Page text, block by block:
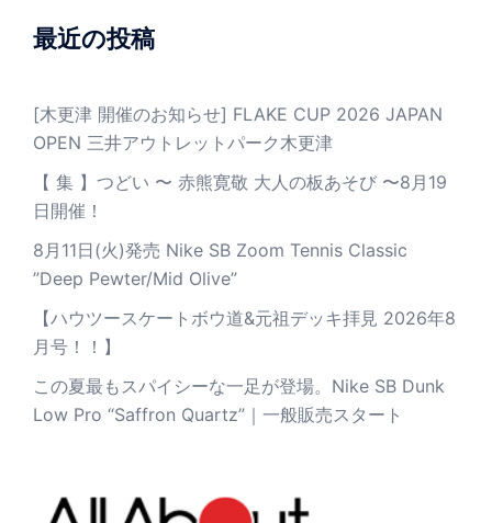
最近の投稿
[木更津 開催のお知らせ] FLAKE CUP 2026 JAPAN
OPEN 三井アウトレットパーク木更津
【 集 】つどい 〜 赤熊寛敬 大人の板あそび 〜8月19
日開催！
8月11日(火)発売 Nike SB Zoom Tennis Classic
”Deep Pewter/Mid Olive”
【ハウツースケートボウ道&元祖デッキ拝見 2026年8
月号！！】
この夏最もスパイシーな一足が登場。Nike SB Dunk
Low Pro “Saffron Quartz”｜一般販売スタート